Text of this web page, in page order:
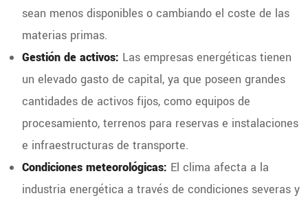
sean menos disponibles o cambiando el coste de las
materias primas.
Gestión de activos: Las empresas energéticas tienen
un elevado gasto de capital, ya que poseen grandes
cantidades de activos fijos, como equipos de
procesamiento, terrenos para reservas e instalaciones
e infraestructuras de transporte.
Condiciones meteorológicas: El clima afecta a la
industria energética a través de condiciones severas y